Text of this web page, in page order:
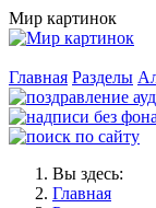
Мир картинок
Главная Разделы
Вы здесь:
Главная